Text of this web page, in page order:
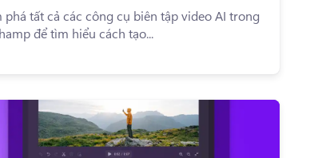
phá tất cả các công cụ biên tập video AI trong
để tìm hiểu cách tạo...